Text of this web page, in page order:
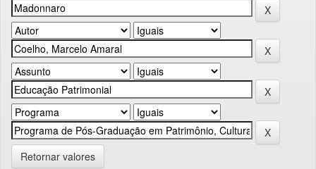
Retornar valores